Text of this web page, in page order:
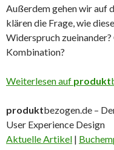
Außerdem gehen wir auf
klären die Frage, wie
Widerspruch
Kombination?
Weiterlesen auf produkt
produktbezogen.de –
User Experience Design
Aktuelle Artikel |